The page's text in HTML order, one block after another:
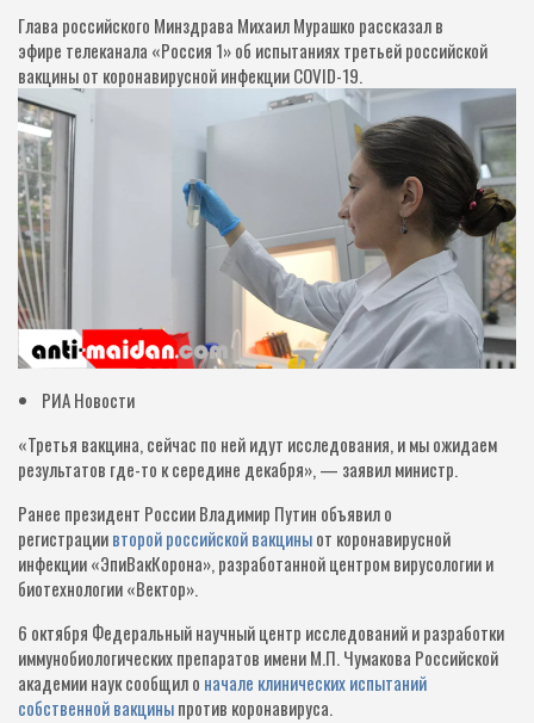
Глава российского Минздрава Михаил Мурашко рассказал в
эфире телеканала «Россия 1» об испытаниях третьей российской
вакцины от коронавирусной инфекции COVID-19.
РИА Новости
«Третья вакцина, сейчас по ней идут исследования, и мы ожидаем
результатов где-то к середине декабря», — заявил министр.
Ранее президент России Владимир Путин объявил о
регистрациивторой российской вакциныот коронавирусной
инфекции «ЭпиВакКорона», разработанной центром вирусологии и
биотехнологии «Вектор».
6 октября Федеральный научный центр исследований и разработки
иммунобиологических препаратов имени М.П. Чумакова Российской
академии наук сообщил о начале клинических испытаний
собственной вакциныпротив коронавируса.